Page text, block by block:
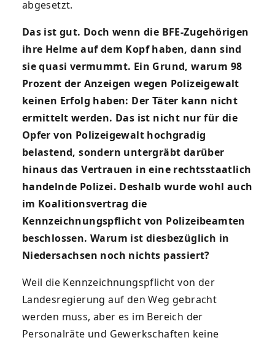
abgesetzt.
Das ist gut. Doch wenn die BFE-Zugehörigen
ihre Helme auf dem Kopf haben, dann sind
sie quasi vermummt. Ein Grund, warum 98
Prozent der Anzeigen wegen Polizeigewalt
keinen Erfolg haben: Der Täter kann nicht
ermittelt werden. Das ist nicht nur für die
Opfer von Polizeigewalt hochgradig
belastend, sondern untergräbt darüber
hinaus das Vertrauen in eine rechtsstaatlich
handelnde Polizei. Deshalb wurde wohl auch
im Koalitionsvertrag die
Kennzeichnungspflicht von Polizeibeamten
beschlossen. Warum ist diesbezüglich in
Niedersachsen noch nichts passiert?
Weil die Kennzeichnungspflicht von der
Landesregierung auf den Weg gebracht
werden muss, aber es im Bereich der
Personalräte und Gewerkschaften keine